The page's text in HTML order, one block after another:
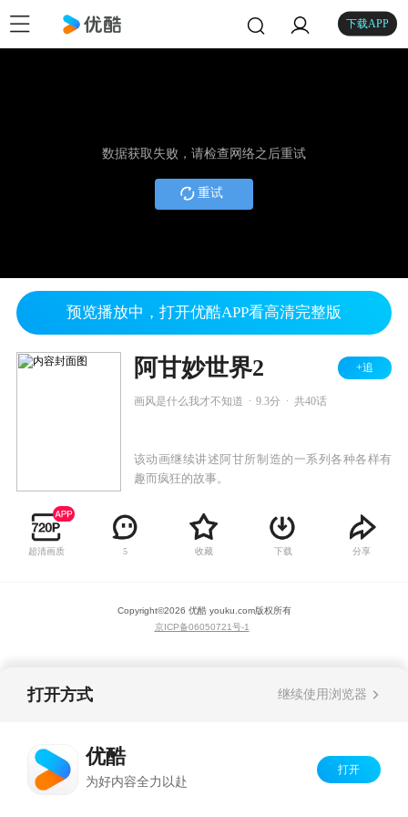
下载APP
数据获取失败，请检查网络之后重试
重试
预览播放中，打开优酷APP看高清完整版
阿甘妙世界2 +追
画风是什么我才不知道 9.3分 共40话
该动画继续讲述阿甘所制造的一系列各种各样有
趣而疯狂的故事。
超清画质 5 收藏 下载 分享
Copyright©2026 优酷 youku.com版权所有
京ICP备06050721号-1
打开方式 继续使用浏览器
优酷
为好内容全力以赴
打开